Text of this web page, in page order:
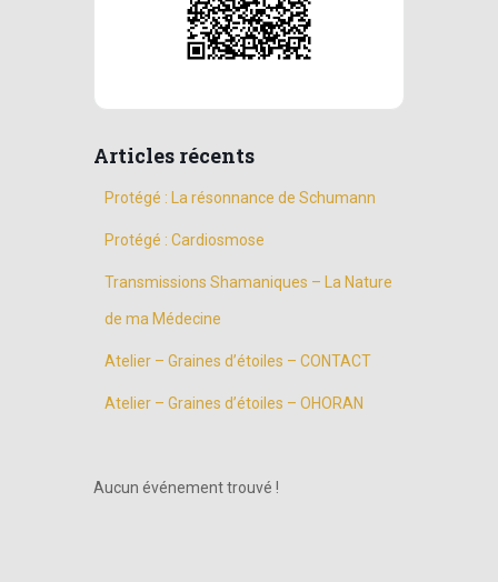
Articles récents
Protégé : La résonnance de Schumann
Protégé : Cardiosmose
Transmissions Shamaniques – La Nature
de ma Médecine
Atelier – Graines d’étoiles – CONTACT
Atelier – Graines d’étoiles – OHORAN
Aucun événement trouvé !